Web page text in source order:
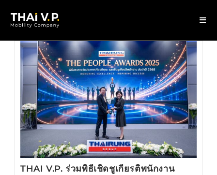
THAI V.P. ร่วมพิธีเชิดชูเกียรติพนักงาน